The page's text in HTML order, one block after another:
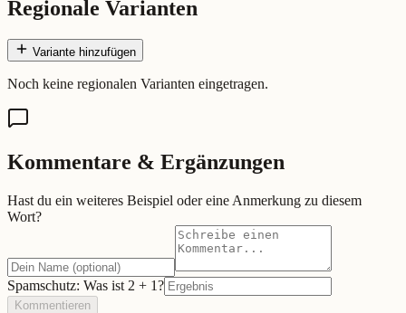
Regionale Varianten
Variante hinzufügen
Noch keine regionalen Varianten eingetragen.
Kommentare & Ergänzungen
Hast du ein weiteres Beispiel oder eine Anmerkung zu diesem
Wort?
Spamschutz: Was ist 2 + 1?
Kommentieren